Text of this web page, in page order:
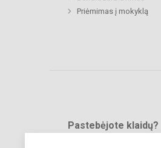
Priėmimas į mokyklą
Pastebėjote klaidų?